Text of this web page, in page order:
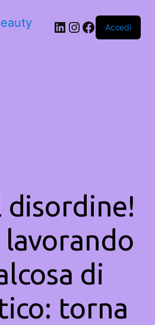
LinkedIn
Instagram
Facebook
Accedi
disordine!
di
torna